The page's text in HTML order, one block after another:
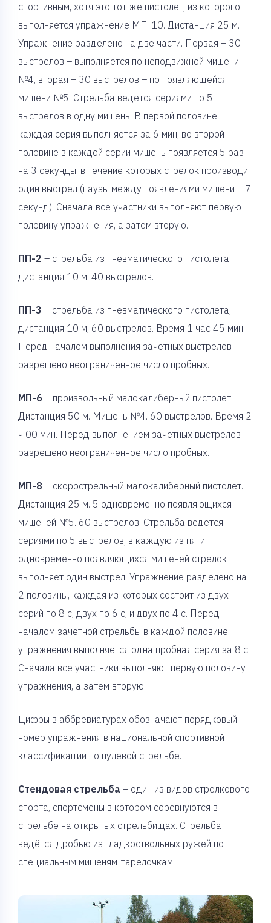
спортивным, хотя это тот же пистолет, из которого
выполняется упражнение МП-10. Дистанция 25 м.
Упражнение разделено на две части. Первая – 30
выстрелов – выполняется по неподвижной мишени
№4, вторая – 30 выстрелов – по появляющейся
мишени №5. Стрельба ведется сериями по 5
выстрелов в одну мишень. В первой половине
каждая серия выполняется за 6 мин; во второй
половине в каждой серии мишень появляется 5 раз
на 3 секунды, в течение которых стрелок производит
один выстрел (паузы между появлениями мишени – 7
секунд). Сначала все участники выполняют первую
половину упражнения, а затем вторую.
ПП-2 – стрельба из пневматического пистолета,
дистанция 10 м, 40 выстрелов.
ПП-3 – стрельба из пневматического пистолета,
дистанция 10 м, 60 выстрелов. Время 1 час 45 мин.
Перед началом выполнения зачетных выстрелов
разрешено неограниченное число пробных.
МП-6 – произвольный малокалиберный пистолет.
Дистанция 50 м. Мишень №4. 60 выстрелов. Время 2
ч 00 мин. Перед выполнением зачетных выстрелов
разрешено неограниченное число пробных.
МП-8 – скорострельный малокалиберный пистолет.
Дистанция 25 м. 5 одновременно появляющихся
мишеней №5. 60 выстрелов. Стрельба ведется
сериями по 5 выстрелов; в каждую из пяти
одновременно появляющихся мишеней стрелок
выполняет один выстрел. Упражнение разделено на
2 половины, каждая из которых состоит из двух
серий по 8 с, двух по 6 с, и двух по 4 с. Перед
началом зачетной стрельбы в каждой половине
упражнения выполняется одна пробная серия за 8 с.
Сначала все участники выполняют первую половину
упражнения, а затем вторую.
Цифры в аббревиатурах обозначают порядковый
номер упражнения в национальной спортивной
классификации по пулевой стрельбе.
Стендовая стрельба – один из видов стрелкового
спорта, спортсмены в котором соревнуются в
стрельбе на открытых стрельбищах. Стрельба
ведётся дробью из гладкоствольных ружей по
специальным мишеням-тарелочкам.